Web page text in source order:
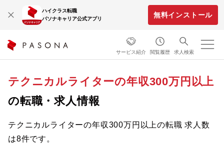
ハイクラス転職
パソナキャリア公式アプリ
無料インストール
サービス紹介 閲覧履歴 求人検索
テクニカルライターの年収300万円以上
の転職・求人情報
テクニカルライターの年収300万円以上の転職 求人数
は8件です。